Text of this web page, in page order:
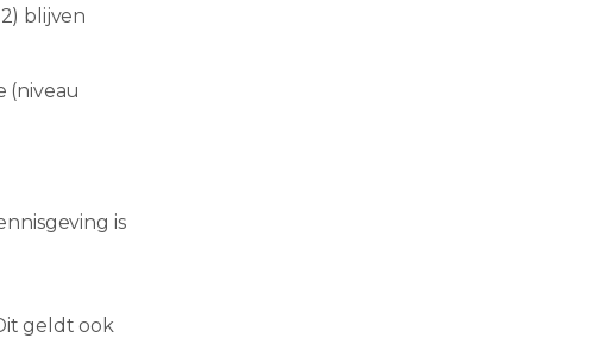
blijven
(niveau
is
geldt ook